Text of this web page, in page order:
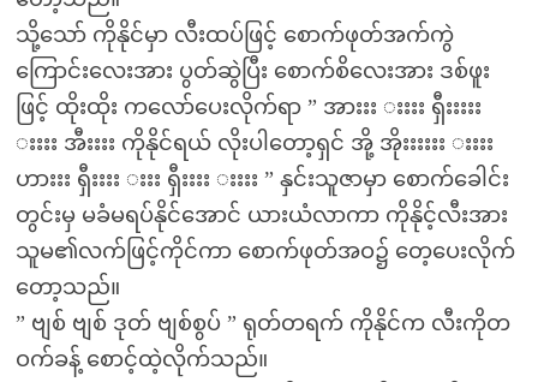
သို့သော် ကိုနိုင်မှာ လီးထပ်ဖြင့် စောက်ဖုတ်အက်ကွဲ
ကြောင်းလေးအား ပွတ်ဆွဲပြီး စောက်စိလေးအား ဒစ်ဖူး
ဖြင့် ထိုးထိုး ကလော်ပေးလိုက်ရာ ” အားးး းးးး ရှီးးးးး
းးးး အီးးးး ကိုနိုင်ရယ် လိုးပါတော့ရှင် အို့ အိုးးးးးး းးးး
ဟားးး ရှီးးးး းးး ရှီးးးး းးးး ” နှင်းသူဇာမှာ စောက်ခေါင်း
တွင်းမှ မခံမရပ်နိုင်အောင် ယားယံလာကာ ကိုနိုင့်လီးအား
သူမ၏လက်ဖြင့်ကိုင်ကာ စောက်ဖုတ်အဝ၌ တေ့ပေးလိုက်
တော့သည်။
” ဗျစ် ဗျစ် ဒုတ် ဗျစ်စွပ် ” ရုတ်တရက် ကိုနိုင်က လီးကိုတ
ဝက်ခန့် စောင့်ထဲ့လိုက်သည်။